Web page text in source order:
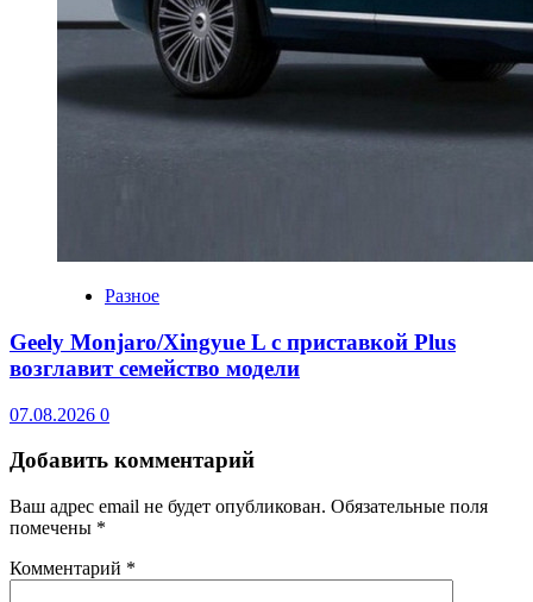
Разное
Geely Monjaro/Xingyue L с приставкой Plus
возглавит семейство модели
07.08.2026 0
Добавить комментарий
Ваш адрес email не будет опубликован. Обязательные поля
помечены *
Комментарий *